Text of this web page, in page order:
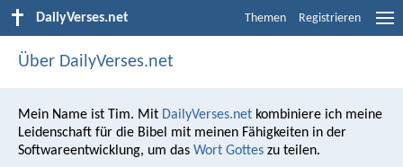
DailyVerses.net Themen Registrieren
Über DailyVerses.net
Mein Name ist Tim. Mit DailyVerses.net kombiniere ich meine
Leidenschaft für die Bibel mit meinen Fähigkeiten in der
Softwareentwicklung, um das Wort Gottes zu teilen.